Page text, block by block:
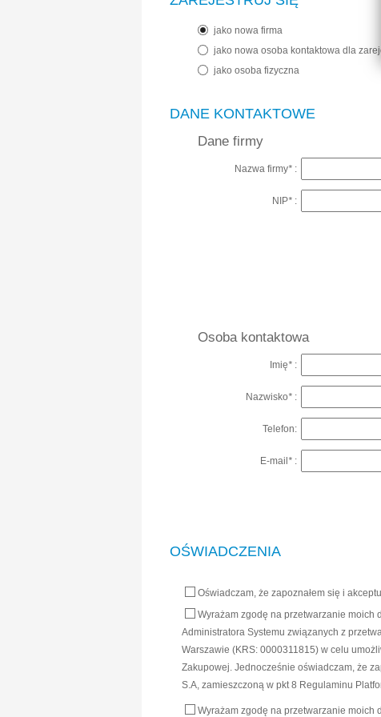
jako nowa firma
jako nowa osoba kontaktowa dla
jako osoba fizyczna
DANE KONTAKTOWE
Dane firmy
Nazwa firmy* :
NIP* :
Osoba kontaktowa
Imię* :
Nazwisko* :
Telefon:
E-mail * :
OŚWIADCZENIA
Oświadczam, że zapoznałem się i
Wyrażam zgodę na przetwarzanie moich
Administratora Systemu związanych z
Warszawie (KRS: 0000311815) w celu
Zakupowej. Jednocześnie oświadczam, że
S.A, zamieszczoną w pkt 8 Regulaminu
Wyrażam zgodę na przetwarzanie moich